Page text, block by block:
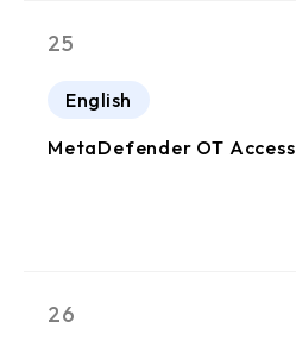
25
English
MetaDefender OT Access
26